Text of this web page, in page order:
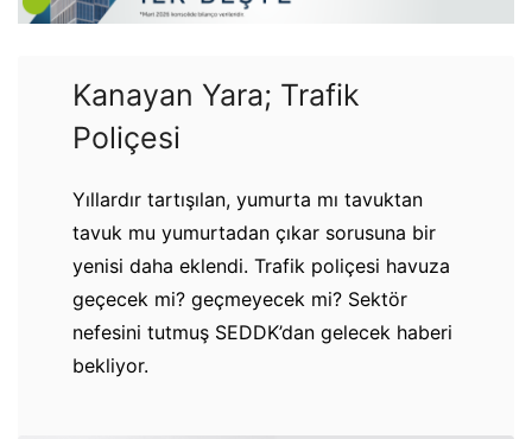
Kanayan Yara; Trafik
Poliçesi
Yıllardır tartışılan, yumurta mı tavuktan
tavuk mu yumurtadan çıkar sorusuna bir
yenisi daha eklendi. Trafik poliçesi havuza
geçecek mi? geçmeyecek mi? Sektör
nefesini tutmuş SEDDK’dan gelecek haberi
bekliyor.